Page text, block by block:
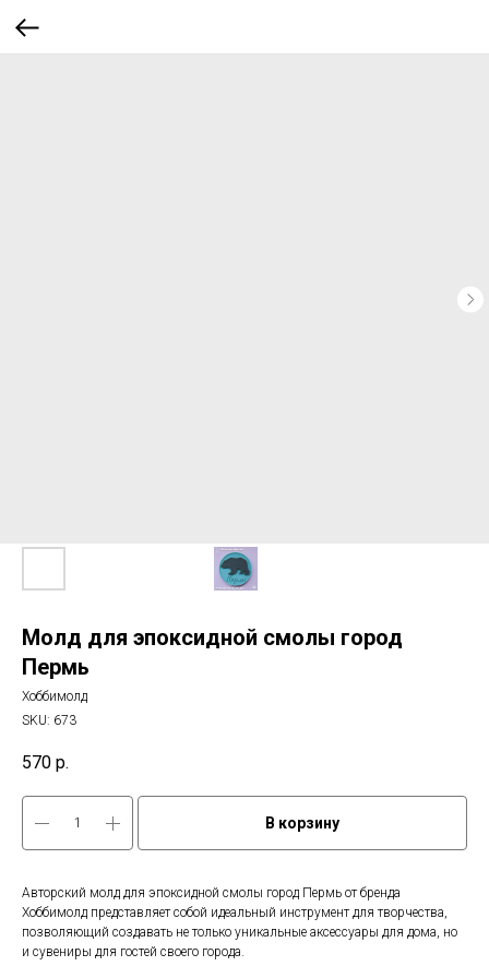
Молд для эпоксидной смолы город
Пермь
Хоббимолд
SKU: 673
570 р.
В корзину
Авторский молд для эпоксидной смолы город Пермь от бренда
Хоббимолд представляет собой идеальный инструмент для творчества,
позволяющий создавать не только уникальные аксессуары для дома, но
и сувениры для гостей своего города.